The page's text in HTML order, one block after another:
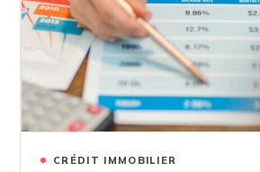
CRÉDIT IMMOBILIER